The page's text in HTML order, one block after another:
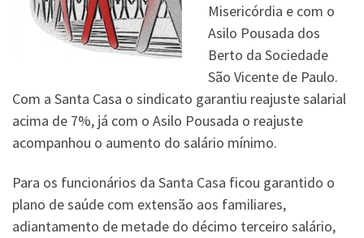
Misericórdia e com o
Asilo Pousada dos
Berto da Sociedade
São Vicente de Paulo.
Com a Santa Casa o sindicato garantiu reajuste salarial
acima de 7%, já com o Asilo Pousada o reajuste
acompanhou o aumento do salário mínimo.
Para os funcionários da Santa Casa ficou garantido o
plano de saúde com extensão aos familiares,
adiantamento de metade do décimo terceiro salário,